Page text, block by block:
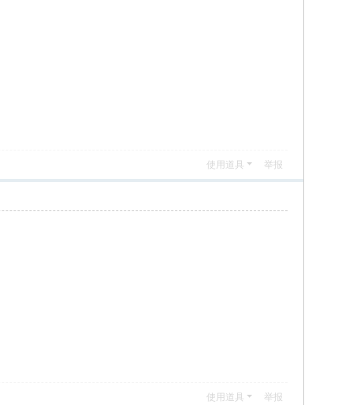
使用道具 举报
使用道具 举报